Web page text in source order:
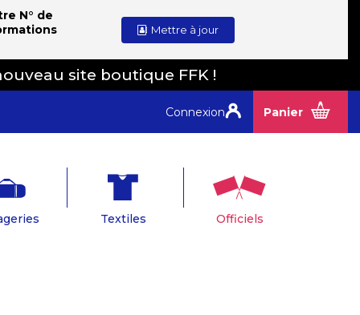
N° de
Mettre à jour
site boutique FFK !
Panier
Connexion
Textiles Officiels